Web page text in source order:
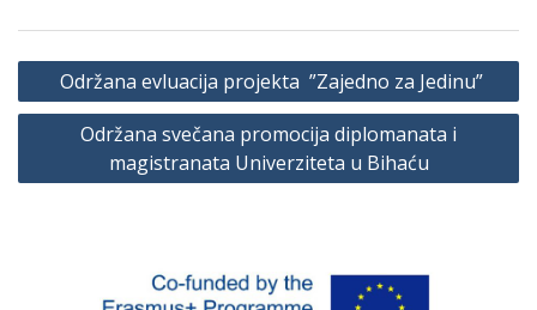
Navigacija
članaka
Održana evluacija projekta ”Zajedno za Jedinu”
Održana svečana promocija diplomanata i
magistranata Univerziteta u Bihaću